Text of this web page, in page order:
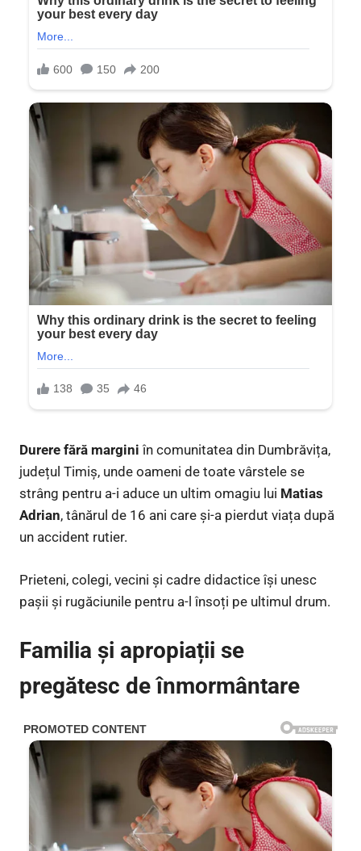
Durere fără margini în comunitatea din Dumbrăvița,
județul Timiș, unde oameni de toate vârstele se
strâng pentru a-i aduce un ultim omagiu lui Matias
Adrian, tânărul de 16 ani care și-a pierdut viața după
un accident rutier.
Prieteni, colegi, vecini și cadre didactice își unesc
pașii și rugăciunile pentru a-l însoți pe ultimul drum.
Familia și apropiații se
pregătesc de înmormântare